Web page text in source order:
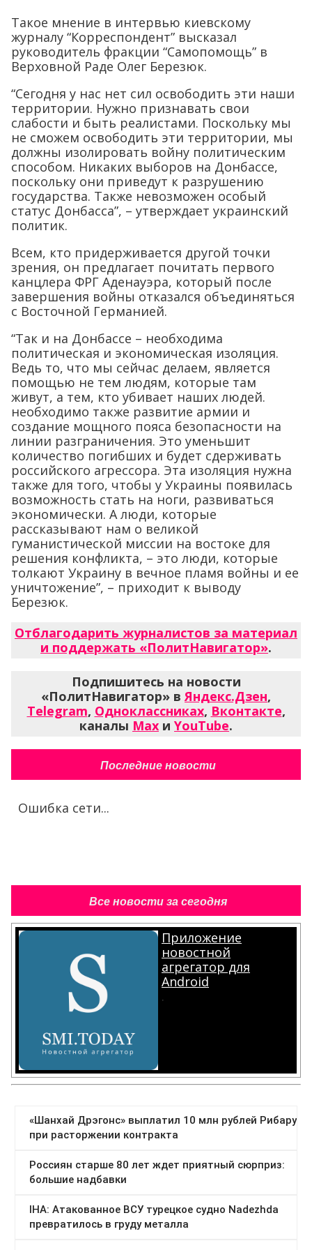
Такое мнение в интервью киевскому
журналу “Корреспондент” высказал
руководитель фракции “Самопомощь” в
Верховной Раде Олег Березюк.
“Сегодня у нас нет сил освободить эти наши
территории. Нужно признавать свои
слабости и быть реалистами. Поскольку мы
не сможем освободить эти территории, мы
должны изолировать войну политическим
способом. Никаких выборов на Донбассе,
поскольку они приведут к разрушению
государства. Также невозможен особый
статус Донбасса”, – утверждает украинский
политик.
Всем, кто придерживается другой точки
зрения, он предлагает почитать первого
канцлера ФРГ Аденауэра, который после
завершения войны отказался объединяться
с Восточной Германией.
“Так и на Донбассе – необходима
политическая и экономическая изоляция.
Ведь то, что мы сейчас делаем, является
помощью не тем людям, которые там
живут, а тем, кто убивает наших людей.
необходимо также развитие армии и
создание мощного пояса безопасности на
линии разграничения. Это уменьшит
количество погибших и будет сдерживать
российского агрессора. Эта изоляция нужна
также для того, чтобы у Украины появилась
возможность стать на ноги, развиваться
экономически. А люди, которые
рассказывают нам о великой
гуманистической миссии на востоке для
решения конфликта, – это люди, которые
толкают Украину в вечное пламя войны и ее
уничтожение”, – приходит к выводу
Березюк.
Отблагодарить журналистов за материал
и поддержать «ПолитНавигатор».
Подпишитесь на новости
«ПолитНавигатор» вЯндекс.Дзен,
Telegram, Одноклассниках, Вконтакте,
каналы Max и YouTube.
Последние новости
Ошибка сети...
Все новости за сегодня
Приложение
новостной
агрегатор для
Android
.